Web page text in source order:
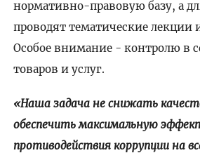
нормативно-правовую базу, а
проводят тематические лекции
Особое внимание - контролю в
товаров и услуг.
«Наша задача не снижать
обеспечить максимальную
противодействия коррупции на